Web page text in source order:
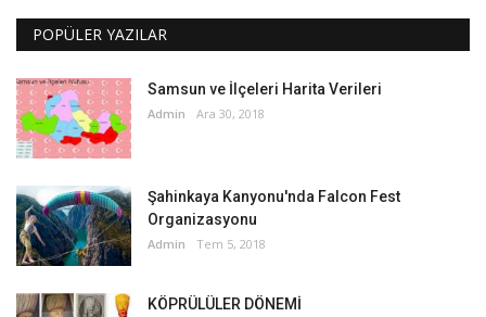
POPÜLER YAZILAR
Samsun ve İlçeleri Harita Verileri
Admin Ara 30, 2018
Şahinkaya Kanyonu'nda Falcon Fest
Organizasyonu
Admin Tem 5, 2018
KÖPRÜLÜLER DÖNEMİ